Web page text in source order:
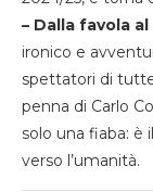
– Dalla favola
ironico e
spettatori di
penna di Carlo
solo una fiaba: è
verso l’umanità.